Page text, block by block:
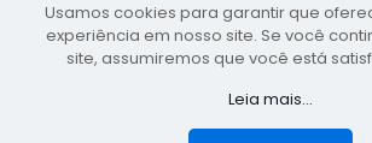
Copyright 2021-2026 - Assessoria de
Prefeitura de São Bento do
publicidadeLumusWeb -
Usamos cookies para garantir que
experiência em nosso site. Se você
site, assumiremos que você está
Leia mais...